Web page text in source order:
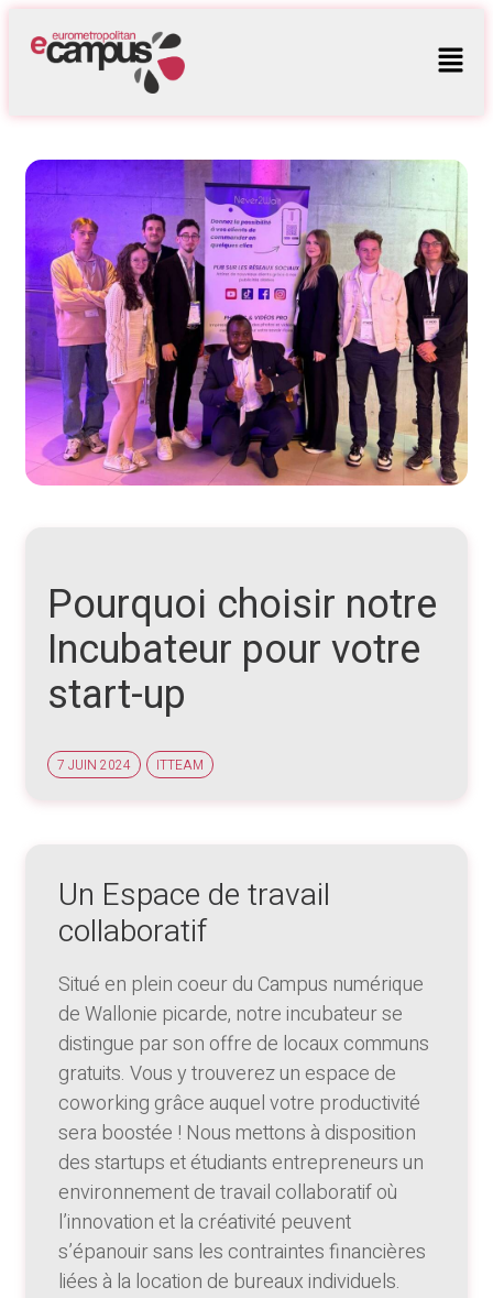
Pourquoi choisir notre
Incubateur pour votre
start-up
7 JUIN 2024 ITTEAM
Un Espace de travail
collaboratif
Situé en plein coeur du Campus numérique
de Wallonie picarde, notre incubateur se
distingue par son offre de locaux communs
gratuits. Vous y trouverez un espace de
coworking grâce auquel votre productivité
sera boostée ! Nous mettons à disposition
des startups et étudiants entrepreneurs un
environnement de travail collaboratif où
l’innovation et la créativité peuvent
s’épanouir sans les contraintes financières
liées à la location de bureaux individuels.